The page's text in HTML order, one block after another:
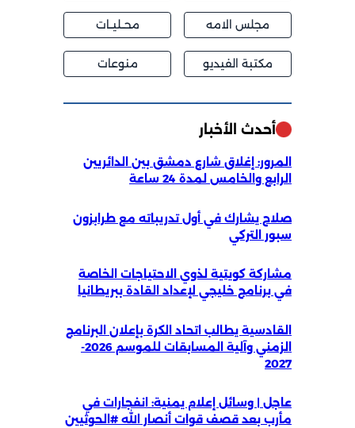
مجلس الامه محــليــات
مكتبة الفيديو منوعات
أحدث الأخبار
المرور: إغلاق شارع دمشق بين الدائريين
الرابع والخامس لمدة 24 ساعة
صلاح يشارك في أول تدريباته مع طرابزون
سبور التركي
مشاركة كويتية لذوي الاحتياجات الخاصة
في برنامج خليجي لإعداد القادة ببريطانيا
القادسية يطالب اتحاد الكرة بإعلان البرنامج
الزمني وآلية المسابقات للموسم 2026-
2027
عاجل | وسائل إعلام يمنية: انفجارات في
مأرب بعد قصف قوات أنصار الله #الحوثيين